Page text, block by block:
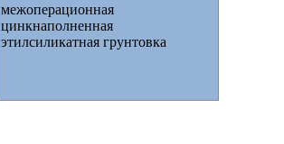
межоперационная
цинкнаполненная
этилсиликатная грунтовка